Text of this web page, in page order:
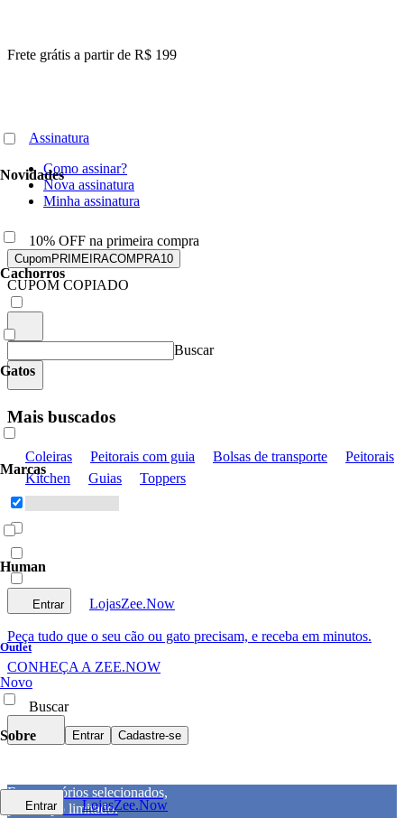
Frete grátis a partir de R$ 199
Assinatura
Como assinar?
Nova assinatura
Minha assinatura
10% OFF na primeira compra
Cupom PRIMEIRACOMPRA10
CUPOM COPIADO
Buscar
Mais buscados
Coleiras Peitorais com guia Bolsas de transporte
Peitorais
Kitchen
Guias Toppers
Novidades
Cachorros
Gatos
Marcas
Human
Outlet
Novo
Sobre
Entrar LojasZee.Now
Entrar LojasZee.Now
Peça tudo que o seu cão ou gato precisam, e receba em minutos.
CONHEÇA A ZEE.NOW
Buscar
Entrar Cadastre-se
Em acessórios selecionados,
por tempo limitado.